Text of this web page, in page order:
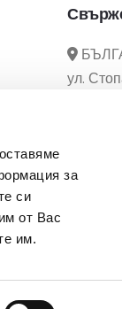
за
си
от Вас
им.
ул.